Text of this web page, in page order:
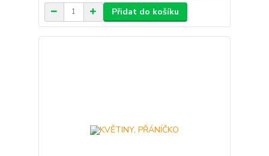
Přidat do košíku